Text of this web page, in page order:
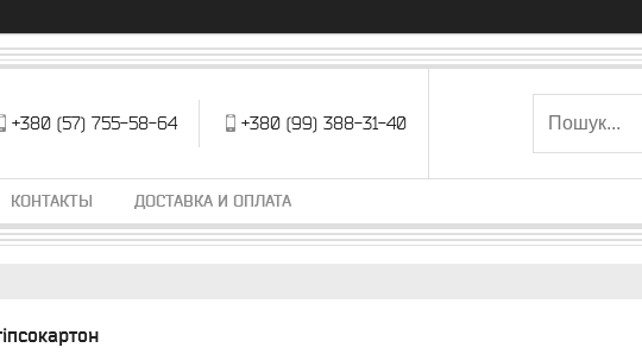
+380 (57) 755-58-64 +380 (99) 388-31-40
КОНТАКТЫ ДОСТАВКА И ОПЛАТА